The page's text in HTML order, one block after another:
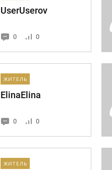
UserUserov
0 0
ЖИТЕЛЬ
ElinaElina
0 0
ЖИТЕЛЬ